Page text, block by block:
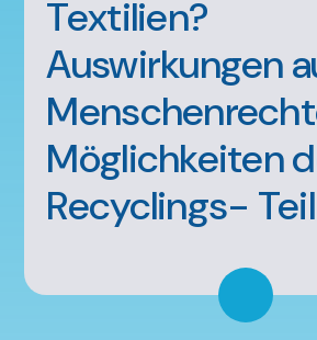
Textilien?
Auswirkungen
Möglichkeiten
Recyclings-